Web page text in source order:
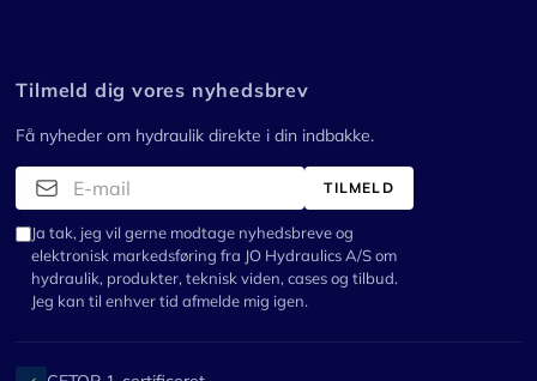
Tilmeld dig vores nyhedsbrev
Få nyheder om hydraulik direkte i din indbakke.
TILMELD
Ja tak, jeg vil gerne modtage nyhedsbreve og
elektronisk markedsføring fra JO Hydraulics A/S om
hydraulik, produkter, teknisk viden, cases og tilbud.
Jeg kan til enhver tid afmelde mig igen.